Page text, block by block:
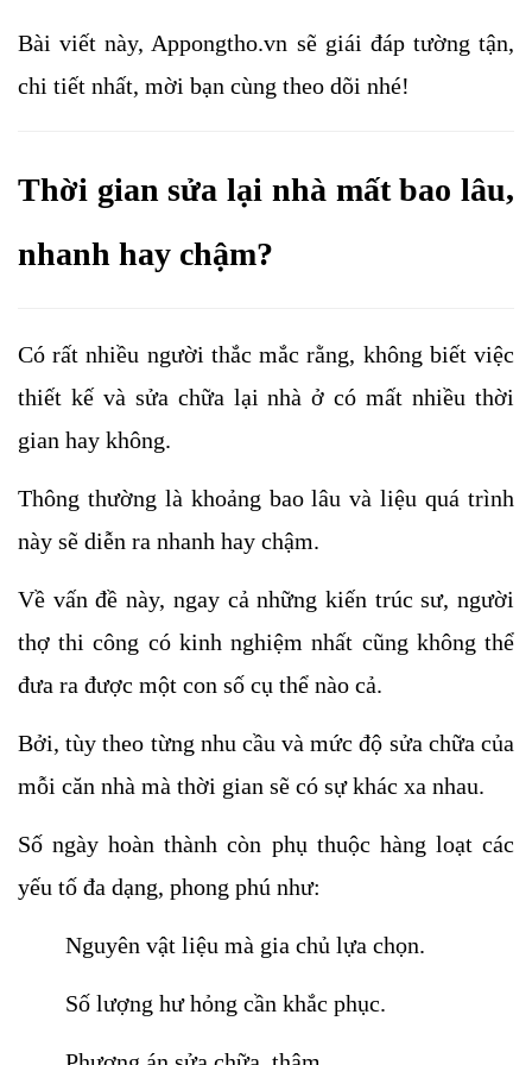
Bài viết này, Appongtho.vn sẽ giái đáp tường tận,
chi tiết nhất, mời bạn cùng theo dõi nhé!
Thời gian sửa lại nhà mất bao lâu,
nhanh hay chậm?
Có rất nhiều người thắc mắc rằng, không biết việc
thiết kế và sửa chữa lại nhà ở có mất nhiều thời
gian hay không.
Thông thường là khoảng bao lâu và liệu quá trình
này sẽ diễn ra nhanh hay chậm.
Về vấn đề này, ngay cả những kiến trúc sư, người
thợ thi công có kinh nghiệm nhất cũng không thể
đưa ra được một con số cụ thể nào cả.
Bởi, tùy theo từng nhu cầu và mức độ sửa chữa của
mỗi căn nhà mà thời gian sẽ có sự khác xa nhau.
Số ngày hoàn thành còn phụ thuộc hàng loạt các
yếu tố đa dạng, phong phú như:
Nguyên vật liệu mà gia chủ lựa chọn.
Số lượng hư hỏng cần khắc phục.